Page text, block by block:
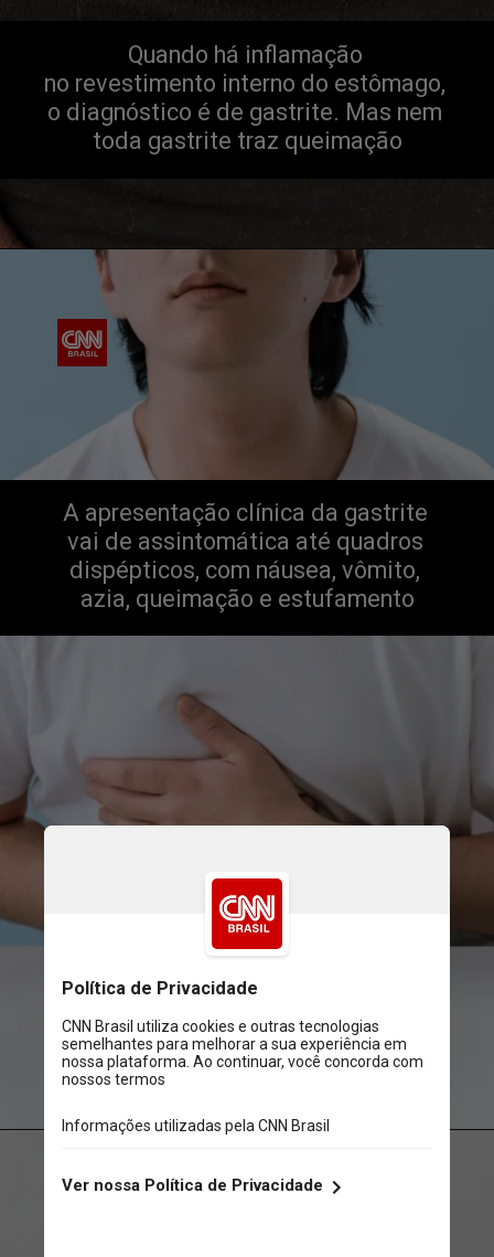
Quando há inflamação
no revestimento interno do estômago,
o diagnóstico é de gastrite. Mas nem
toda gastrite traz queimação
A apresentação clínica da gastrite
vai de assintomática até quadros
dispépticos, com náusea, vômito,
azia, queimação e estufamento
Pexels